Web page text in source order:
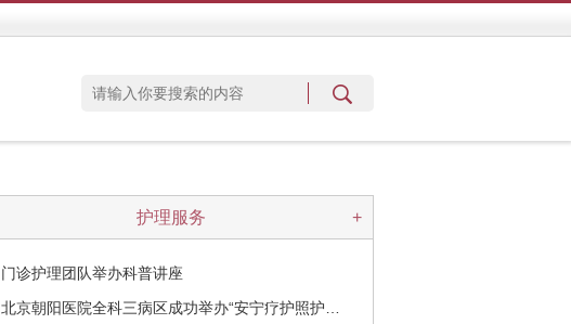
护理服务 +
门诊护理团队举办科普讲座
北京朝阳医院全科三病区成功举办“安宁疗护照护…